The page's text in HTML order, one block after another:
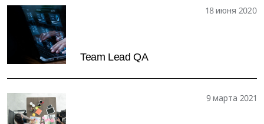
18 июня 2020
Team Lead QA
9 марта 2021